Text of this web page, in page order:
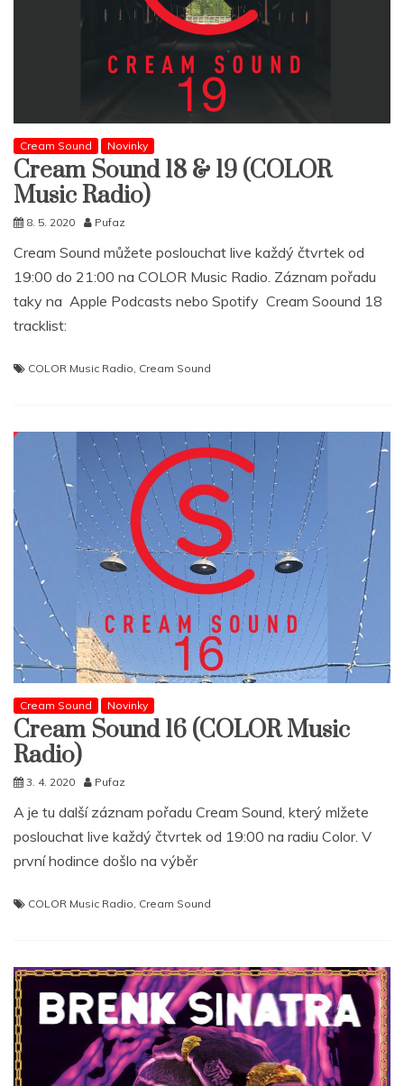
Cream Sound Novinky
Cream Sound 18 & 19 (COLOR
Music Radio)
8. 5. 2020 Pufaz
Cream Sound můžete poslouchat live každý čtvrtek od
19:00 do 21:00 na COLOR Music Radio. Záznam pořadu
taky na Apple Podcasts nebo Spotify Cream Soound 18
tracklist:
COLOR Music Radio, Cream Sound
Cream Sound Novinky
Cream Sound 16 (COLOR Music
Radio)
3. 4. 2020 Pufaz
A je tu další záznam pořadu Cream Sound, který mlžete
poslouchat live každý čtvrtek od 19:00 na radiu Color. V
první hodince došlo na výběr
COLOR Music Radio, Cream Sound